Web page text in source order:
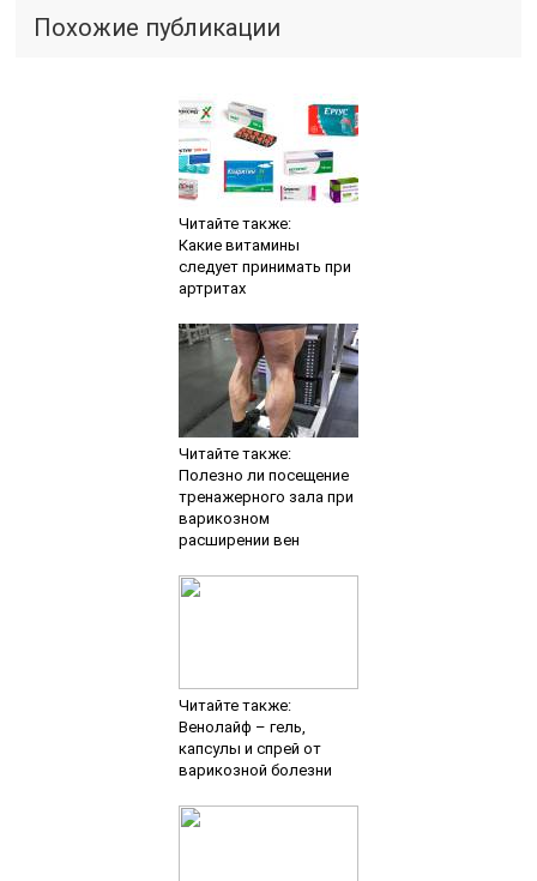
Похожие публикации
Читайте также:
Какие витамины
следует принимать при
артритах
Читайте также:
Полезно ли посещение
тренажерного зала при
варикозном
расширении вен
Читайте также:
Венолайф – гель,
капсулы и спрей от
варикозной болезни